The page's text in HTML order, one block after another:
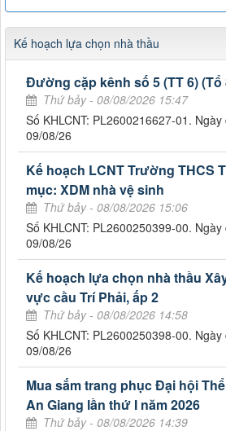
Kế hoạch lựa chọn nhà thầu
Đường cặp kênh số 5 (TT 6) (Tổ
Thứ bảy - 08/08/2026 15:47
Số KHLCNT: PL2600216627-01.
09/08/26
Kế hoạch LCNT Trường THCS
mục: XDM nhà vệ sinh
Thứ bảy - 08/08/2026 15:06
Số KHLCNT: PL2600250399-00.
09/08/26
Kế hoạch lựa chọn nhà thầu
vực cầu Trí Phải, ấp 2
Thứ bảy - 08/08/2026 14:58
Số KHLCNT: PL2600250398-00.
09/08/26
Mua sắm trang phục Đại hội
An Giang lần thứ I năm 2026
Thứ bảy - 08/08/2026 14:39